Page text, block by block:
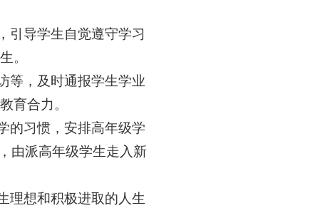
引导学生自觉遵守学习
。
等，及时通报学生学业
育合力。
的习惯 ，安排高年级学
， 由派高年级学生走入新
理想和积极进取的人生